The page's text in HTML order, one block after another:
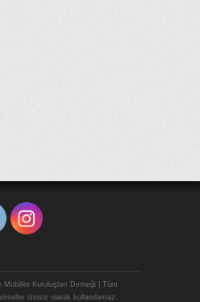
Kuruluşları Derneği | Tüm
izinsiz olarak kullanılamaz.